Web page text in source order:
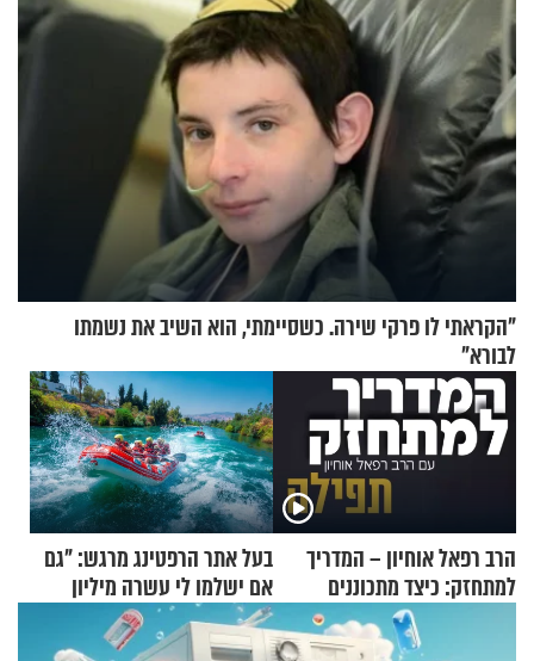
"הקראתי לו פרקי שירה. כשסיימתי, הוא השיב את נשמתו
לבורא"
הרב רפאל אוחיון – המדריך
למתחזק: כיצד מתכוננים
בעל אתר הרפטינג מרגש: "גם
אם ישלמו לי עשרה מיליון
שקלים - לא אפתח בשבת"